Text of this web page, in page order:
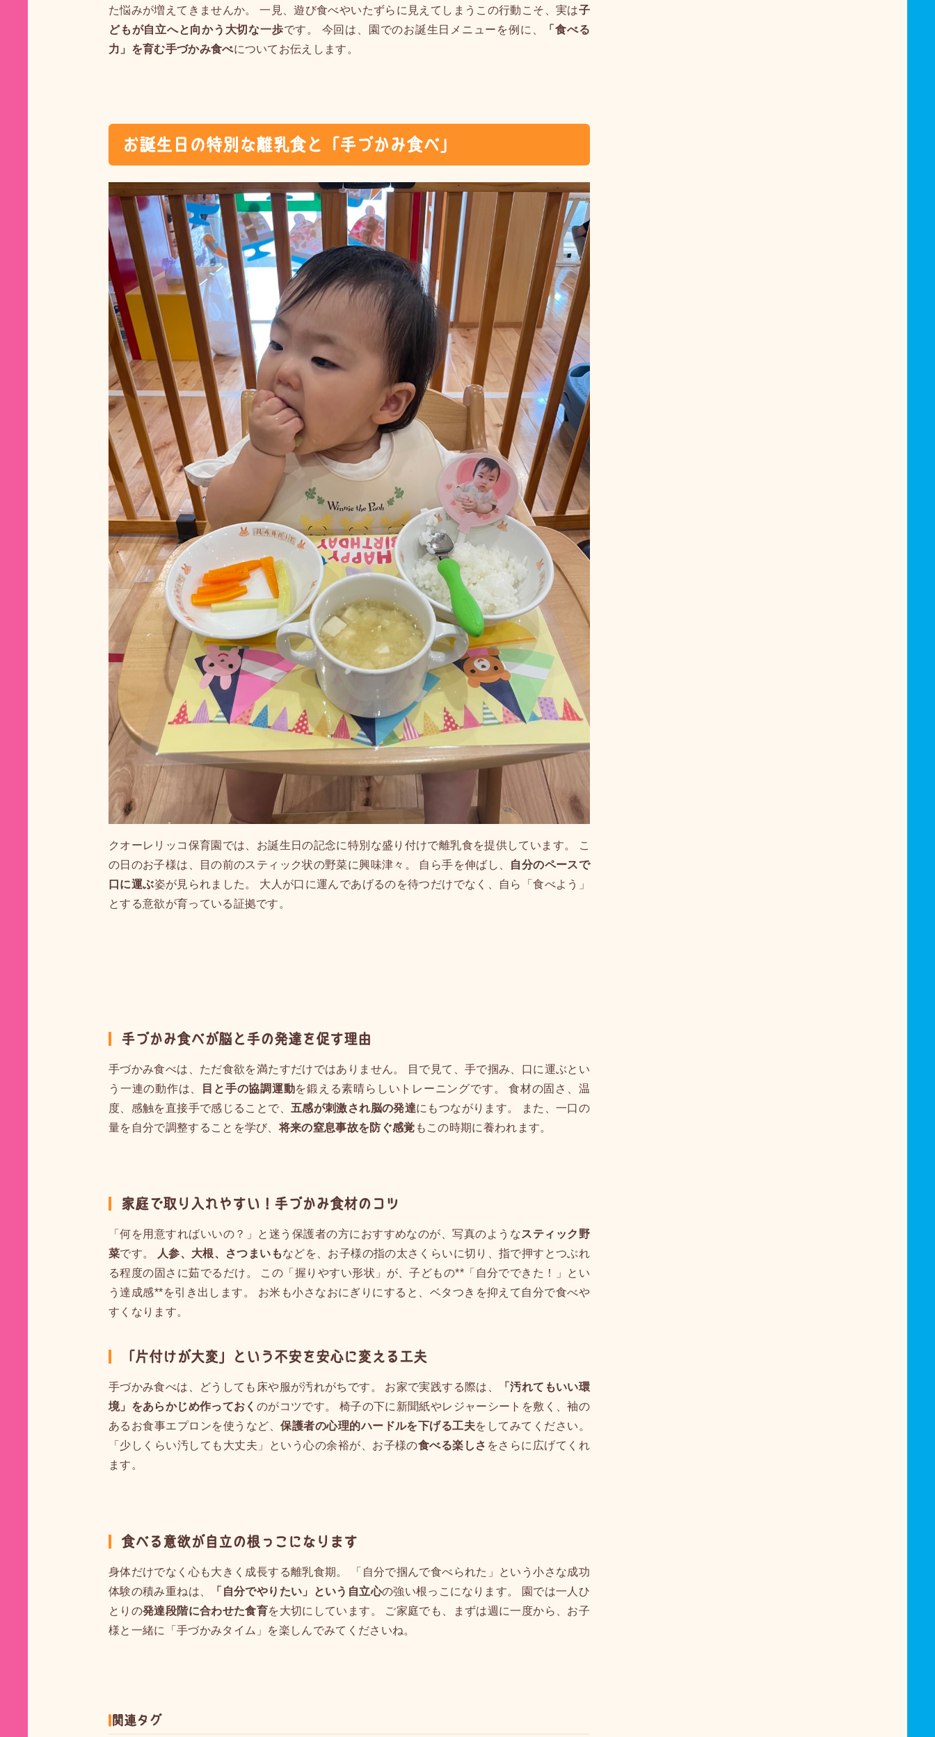
た悩みが増えてきませんか。 一見、遊び食べやいたずらに見えてしまうこの行動こそ、実は子
どもが自立へと向かう大切な一歩です。 今回は、園でのお誕生日メニューを例に、
「食べる
力」を育む手づかみ食べについてお伝えします。
お誕生日の特別な離乳食と「手づかみ食べ」
クオーレリッコ保育園では、お誕生日の記念に特別な盛り付けで離乳食を提供しています。 こ
の日のお子様は、目の前のスティック状の野菜に興味津々。 自ら手を伸ばし、 自分のペースで
口に運ぶ姿が見られました。 大人が口に運んであげるのを待つだけでなく、自ら「食べよう」
とする意欲が育っている証拠です。
手づかみ食べが脳と手の発達を促す理由
手づかみ食べは、ただ食欲を満たすだけではありません。 目で見て、手で掴み、口に運ぶとい
う一連の動作は、
目と手の協調運動を鍛える素晴らしいトレーニングです。 食材の固さ、温
度、感触を直接手で感じることで、 五感が刺激され脳の発達にもつながります。 また、一口の
量を自分で調整することを学び、将来の窒息事故を防ぐ感覚 もこの時期に養われます。
家庭で取り入れやすい！手づかみ食材のコツ
「何を用意すればいいの？」と迷う保護者の方におすすめなのが、写真のようなスティック野
菜です。 人参、大根、さつまいもなどを、お子様の指の太さくらいに切り、指で押すとつぶれ
る程度の固さに茹でるだけ。 この「握りやすい形状」が、子どもの**「自分でできた！」とい
う達成感**を引き出します。 お米も小さなおにぎりにすると、ベタつきを抑えて自分で食べや
すくなります。
「片付けが大変」という不安を安心に変える工夫
手づかみ食べは、どうしても床や服が汚れがちです。 お家で実践する際は、
「汚れてもいい環
境」をあらかじめ作っておく のがコツです。 椅子の下に新聞紙やレジャーシートを敷く、袖の
あるお食事エプロンを使うなど、保護者の心理的ハードルを下げる工夫をしてみてください。
「少しくらい汚しても大丈夫」という心の余裕が、お子様の食べる楽しさ をさらに広げてくれ
ます。
食べる意欲が自立の根っこになります
身体だけでなく心も大きく成長する離乳食期。 「自分で掴んで食べられた」という小さな成功
体験の積み重ねは、
「自分でやりたい」という自立心の強い根っこになります。 園では一人ひ
とりの発達段階に合わせた食育を大切にしています。 ご家庭でも、まずは週に一度から、お子
様と一緒に「手づかみタイム」を楽しんでみてくださいね。
関連タグ